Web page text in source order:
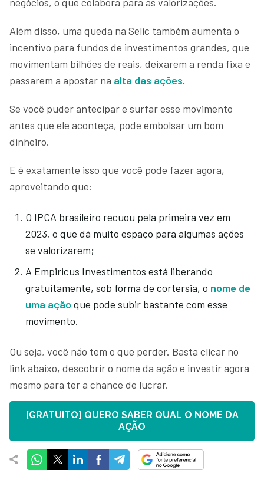
Além disso, uma queda na Selic também aumenta o
incentivo para fundos de investimentos grandes, que
movimentam bilhões de reais, deixarem a renda fixa e
passarem a apostar na alta das ações.
Se você puder antecipar e surfar esse movimento
antes que ele aconteça, pode embolsar um bom
dinheiro.
E é exatamente isso que você pode fazer agora,
aproveitando que:
O IPCA brasileiro recuou pela primeira vez em
2023, o que dá muito espaço para algumas ações
se valorizarem;
A Empiricus Investimentos está liberando
gratuitamente, sob forma de cortersia, o nome de
uma ação que pode subir bastante com esse
movimento.
Ou seja, você não tem o que perder. Basta clicar no
link abaixo, descobrir o nome da ação e investir agora
mesmo para ter a chance de lucrar.
[GRATUITO] QUERO SABER QUAL O NOME DA
AÇÃO